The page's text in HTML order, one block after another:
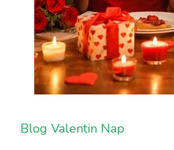
Blog Valentin Nap